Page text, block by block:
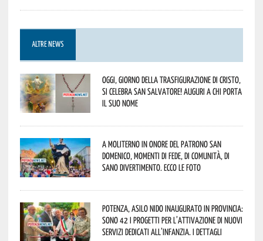
ALTRE NEWS
Oggi, giorno della Trasfigurazione di Cristo,
si celebra San Salvatore! Auguri a chi porta
il suo nome
A Moliterno in onore del Patrono San
Domenico, momenti di fede, di comunità, di
sano divertimento. Ecco le foto
Potenza, asilo nido inaugurato in provincia:
sono 42 i progetti per l’attivazione di nuovi
servizi dedicati all’infanzia. I dettagli